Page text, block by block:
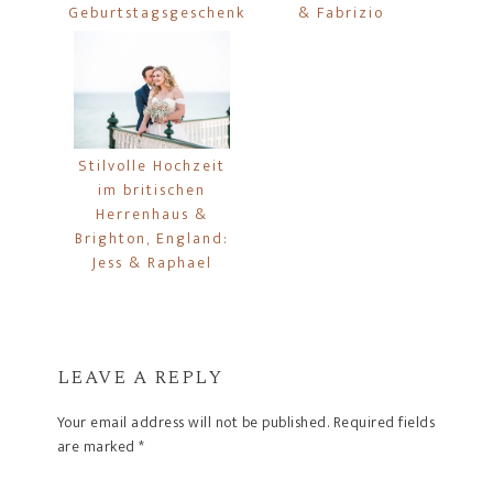
Geburtstagsgeschenk
& Fabrizio
Stilvolle Hochzeit
im britischen
Herrenhaus &
Brighton, England:
Jess & Raphael
LEAVE A REPLY
Your email address will not be published. Required fields
are marked*